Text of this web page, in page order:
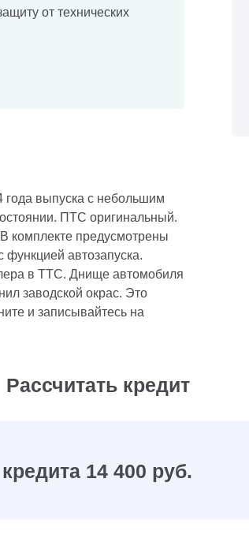
от технических
года выпуска с небольшим
ПТС оригинальный.
комплекте предусмотрены
автозапуска.
в ТТС. Днище автомобиля
заводской окрас. Это
и записывайтесь на
Рассчитать кредит
14 400 руб.